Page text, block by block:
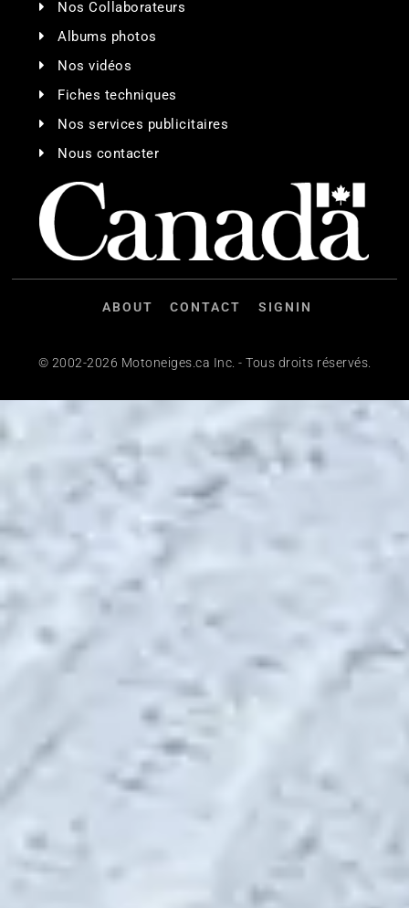
Nos Collaborateurs
Albums photos
Nos vidéos
Fiches techniques
Nos services publicitaires
Nous contacter
ABOUT CONTACT SIGNIN
© 2002-2026 Motoneiges.ca Inc. - Tous droits réservés.